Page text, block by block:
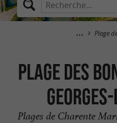
Plage
Plage des
Plages de Charente